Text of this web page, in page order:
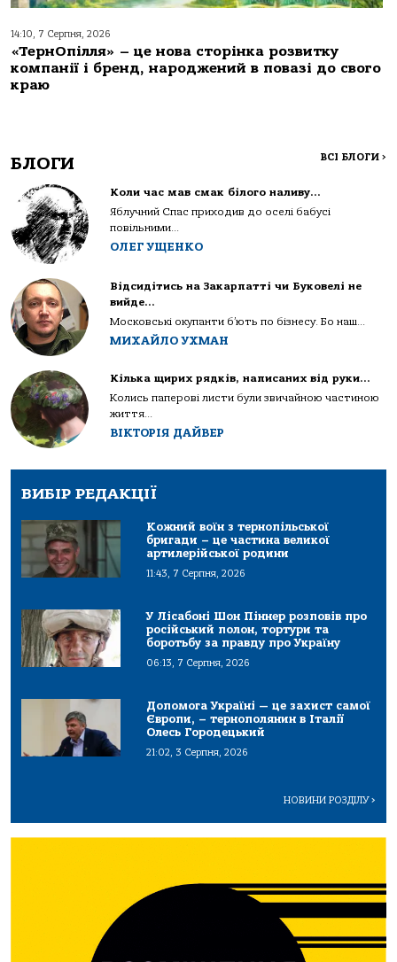
14:10, 7 Серпня, 2026
«ТернОпілля» – це нова сторінка розвитку
компанії і бренд, народжений в повазі до свого
краю
БЛОГИ ВСІ БЛОГИ >
Коли час мав смак білого наливу…
Яблучний Спас приходив до оселі бабусі
повільними...
ОЛЕГ УЩЕНКО
Відсидітись на Закарпатті чи Буковелі не
вийде…
Московські окупанти б’ють по бізнесу. Бо наш...
МИХАЙЛО УХМАН
Кілька щирих рядків, написаних від руки…
Колись паперові листи були звичайною частиною
життя...
ВІКТОРІЯ ДАЙВЕР
ВИБІР РЕДАКЦІЇ
Кожний воїн з тернопільської
бригади – це частина великої
артилерійської родини
11:43, 7 Серпня, 2026
У Лісабоні Шон Піннер розповів про
російський полон, тортури та
боротьбу за правду про Україну
06:13, 7 Серпня, 2026
Допомога Україні — це захист самої
Європи, – тернополянин в Італії
Олесь Городецький
21:02, 3 Серпня, 2026
НОВИНИ РОЗДІЛУ>